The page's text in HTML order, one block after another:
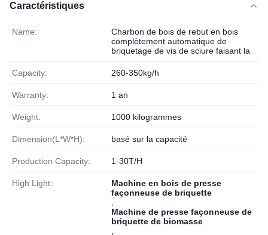
Caractéristiques
Name:
Charbon de bois de rebut en bois
complètement automatique de
briquetage de vis de sciure faisant la
Capacity: 260-350kg/h
Warranty: 1 an
Weight: 1000 kilogrammes
Dimension(L*W*H): basé sur la capacité
Production Capacity: 1-30T/H
High Light:
Machine en bois de presse
façonneuse de briquette
Machine de presse façonneuse de
briquette de biomasse